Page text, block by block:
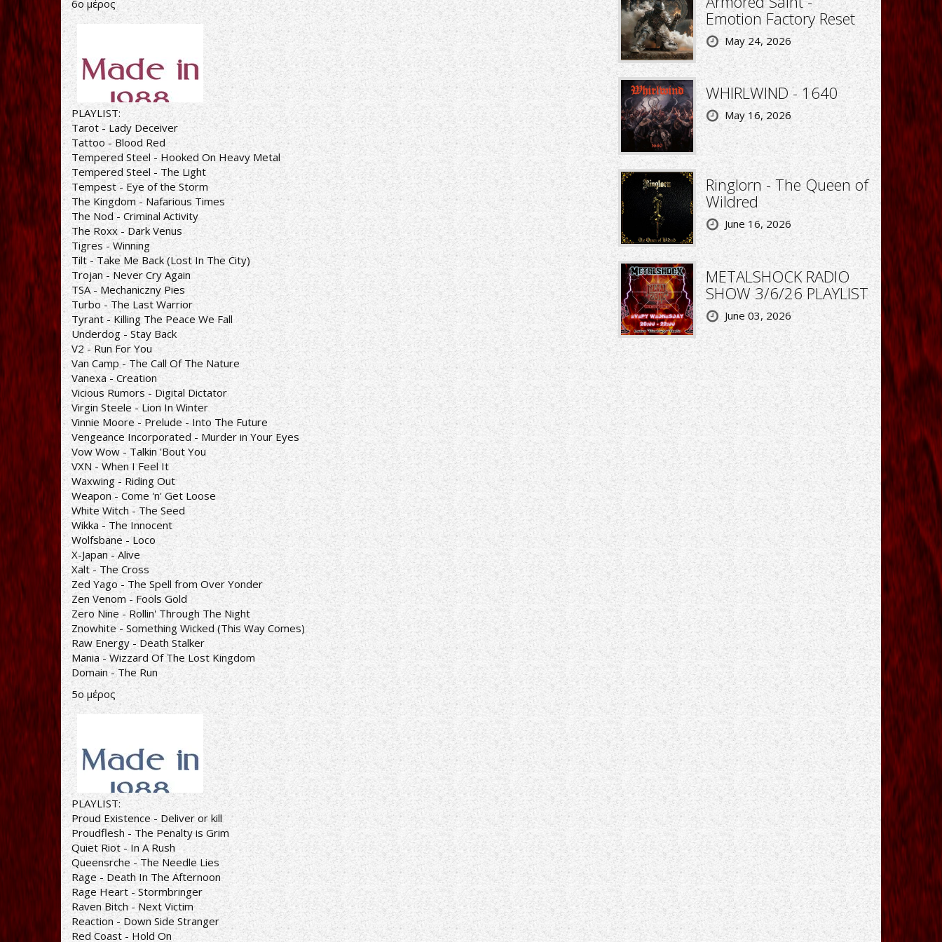
6ο μέρος
PLAYLIST:
Tarot - Lady Deceiver
Tattoo - Blood Red
Tempered Steel - Hooked On Heavy Metal
Tempered Steel - The Light
Tempest - Eye of the Storm
The Kingdom - Nafarious Times
The Nod - Criminal Activity
The Roxx - Dark Venus
Tigres - Winning
Tilt - Take Me Back (Lost In The City)
Trojan - Never Cry Again
TSA - Mechaniczny Pies
Turbo - The Last Warrior
Tyrant - Killing The Peace We Fall
Underdog - Stay Back
V2 - Run For You
Van Camp - The Call Of The Nature
Vanexa - Creation
Vicious Rumors - Digital Dictator
Virgin Steele - Lion In Winter
Vinnie Moore - Prelude - Into The Future
Vengeance Incorporated - Murder in Your Eyes
Vow Wow - Talkin 'Bout You
VXN - When I Feel It
Waxwing - Riding Out
Weapon - Come 'n' Get Loose
White Witch - The Seed
Wikka - The Innocent
Wolfsbane - Loco
X-Japan - Alive
Xalt - The Cross
Zed Yago - The Spell from Over Yonder
Zen Venom - Fools Gold
Zero Nine - Rollin' Through The Night
Znowhite - Something Wicked (This Way Comes)
Raw Energy - Death Stalker
Mania - Wizzard Of The Lost Kingdom
Domain - The Run
5ο μέρος
PLAYLIST:
Proud Existence - Deliver or kill
Proudflesh - The Penalty is Grim
Quiet Riot - In A Rush
Queensrche - The Needle Lies
Rage - Death In The Afternoon
Rage Heart - Stormbringer
Raven Bitch - Next Victim
Reaction - Down Side Stranger
Red Coast - Hold On
Emotion Factory Reset
May 24, 2026
WHIRLWIND - 1640
May 16, 2026
Ringlorn - The Queen of
Wildred
June 16, 2026
METALSHOCK RADIO
SHOW 3/6/26 PLAYLIST
June 03, 2026